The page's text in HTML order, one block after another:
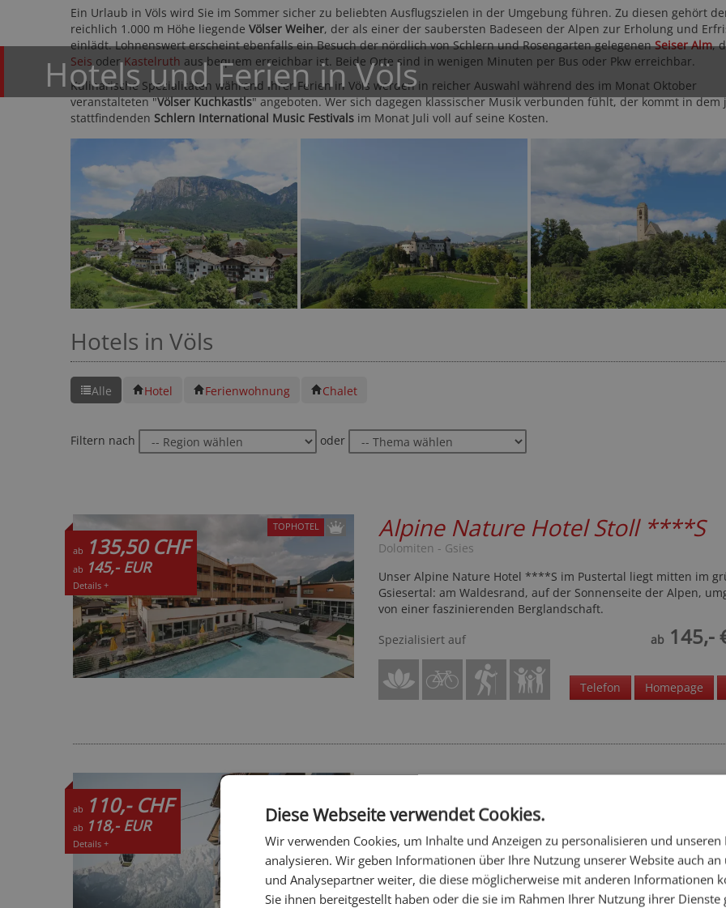
Hotels und Ferien in Völs
Ein Urlaub in Völs wird Sie im Sommer sicher zu beliebten Ausflugszielen in der Umgebung führen. Zu diesen gehört
reichlich 1.000 m Höhe liegende Völser Weiher, der als einer der saubersten Badeseen der Alpen zur Erholung und
einlädt. Lohnenswert erscheint ebenfalls ein Besuch der nördlich von Schlern und Rosengarten gelegenenSeiser Alm,
Seis oderKastelruth aus bequem erreichbar ist. Beide Orte sind in wenigen Minuten per Bus oder Pkw erreichbar.
Kulinarische Spezialitäten während Ihrer Ferien in Völs werden in reicher Auswahl während des im Monat Oktober
veranstalteten "Völser Kuchkastls" angeboten. Wer sich dagegen klassischer Musik verbunden fühlt, der kommt in dem
stattfindenden Schlern International Music Festivals im Monat Juli voll auf seine Kosten.
Hotels in Völs
Alle Hotel Ferienwohnung Chalet
Filtern nach oder
ab 135,50 CHF
ab 145,- EUR
Details +
TOPHOTEL Alpine Nature Hotel Stoll ****S
Dolomiten - Gsies
Unser Alpine Nature Hotel ****S im Pustertal liegt mitten im
Gsiesertal: am Waldesrand, auf der Sonnenseite der Alpen,
von einer faszinierenden Berglandschaft.
Spezialisiert auf
ab145,-
Telefon Homepage
ab 110,- CHF
ab 118,- EUR
Details +
Hotel Kristall - Kronplatz-Resort
Dolomiten - Olang
Hotel direkt an der Piste des Kronplatzes mit Gourmetküche.
Panoramablick über das Pustertal. Vielfältiges
Spezialisiert auf
ab118,-
Garden Park Hotel ****S
Vinschgau - Prad
ab109,- CHF
60-mal gebucht
Hotel DAS DORNER ****S
Meran und Umgebung - Algund
168,- CHFab 180,- EUR
351 Bewertungen
Hotel
Vinschgau -
ab
31-mal
Diese Webseite verwendet Cookies.
Wir verwenden Cookies, um Inhalte und Anzeigen zu personalisieren und unseren
analysieren. Wir geben Informationen über Ihre Nutzung unserer Website auch an
und Analysepartner weiter, die diese möglicherweise mit anderen Informationen
Sie ihnen bereitgestellt haben oder die sie im Rahmen Ihrer Nutzung ihrer Dienste